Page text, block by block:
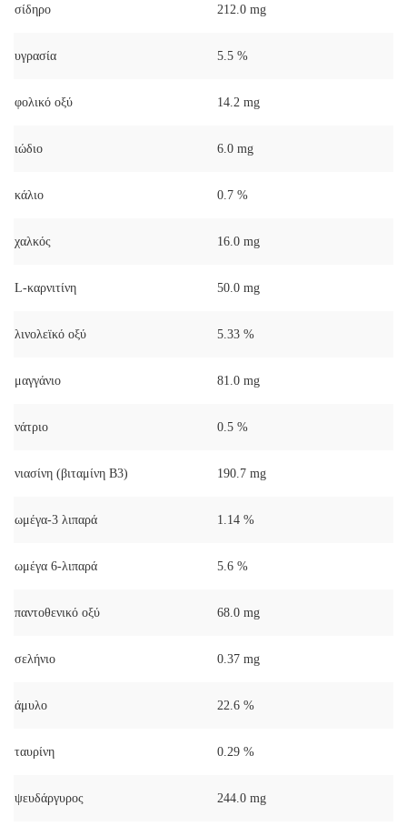
σίδηρο 212.0 mg
υγρασία 5.5 %
φολικό οξύ 14.2 mg
ιώδιο 6.0 mg
κάλιο 0.7 %
χαλκός 16.0 mg
L-καρνιτίνη 50.0 mg
λινολεϊκό οξύ 5.33 %
μαγγάνιο 81.0 mg
νάτριο 0.5 %
νιασίνη (βιταμίνη Β3) 190.7 mg
ωμέγα-3 λιπαρά 1.14 %
ωμέγα 6-λιπαρά 5.6 %
παντοθενικό οξύ 68.0 mg
σελήνιο 0.37 mg
άμυλο 22.6 %
ταυρίνη 0.29 %
ψευδάργυρος 244.0 mg